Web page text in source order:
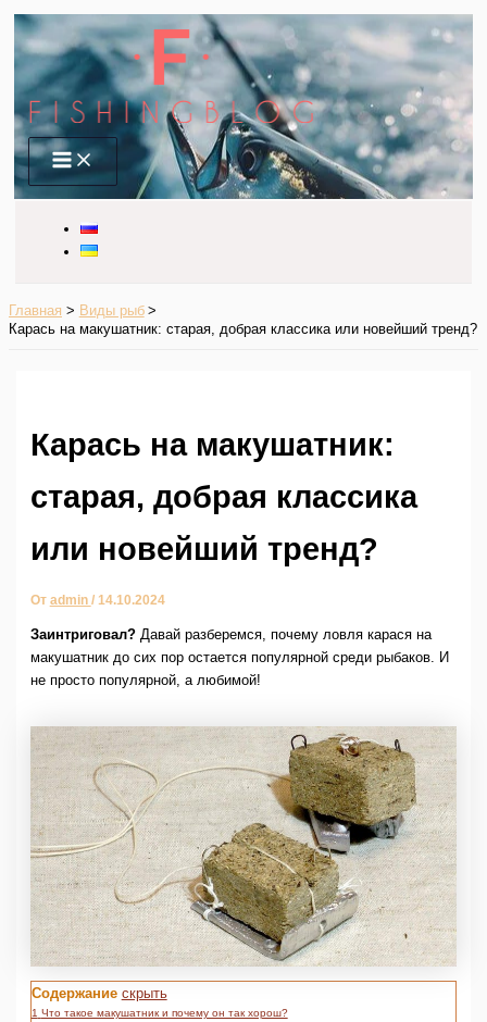
Перейти
содержимому
Main
Menu
Главная
Виды рыб
Карась на макушатник: старая, добрая классика или новейший тренд?
Карась на макушатник:
старая, добрая классика
или новейший тренд?
От admin / 14.10.2024
Заинтриговал?Давай разберемся, почему ловля карася на
макушатник до сих пор остается популярной среди рыбаков. И
не просто популярной, а любимой!
Содержание скрыть
1 Что такое макушатник и почему он так хорош?